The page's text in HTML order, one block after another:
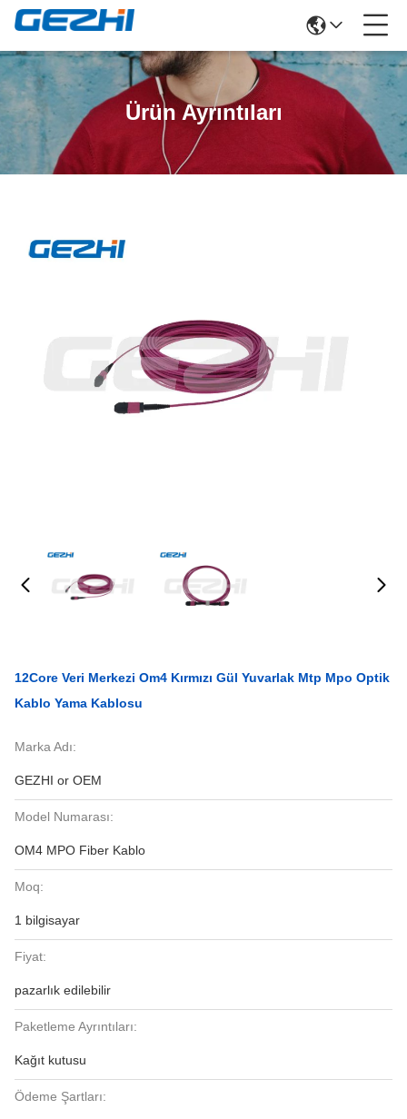
Ürün Ayrıntıları
12Core Veri Merkezi Om4 Kırmızı Gül Yuvarlak Mtp Mpo Optik
Kablo Yama Kablosu
Marka Adı:
GEZHI or OEM
Model Numarası:
OM4 MPO Fiber Kablo
Moq:
1 bilgisayar
Fiyat:
pazarlık edilebilir
Paketleme Ayrıntıları:
Kağıt kutusu
Ödeme Şartları: